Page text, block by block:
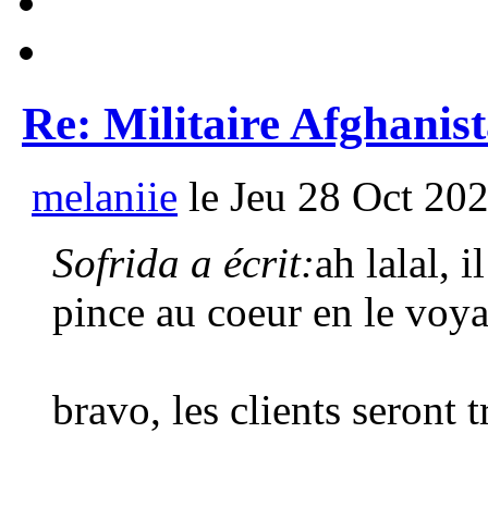
Re: Militaire
melaniie le Jeu 28 Oct
Sofrida a écrit:ah lalal, il
pince au coeur en le
bravo, les clients seront